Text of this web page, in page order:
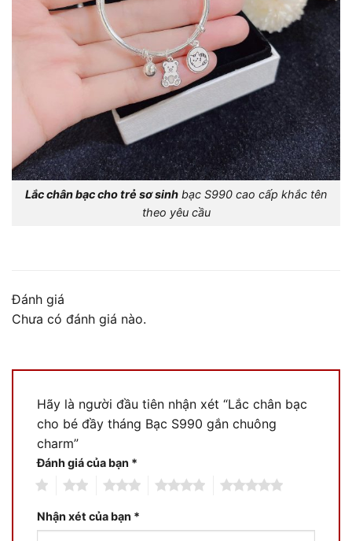
Lắc chân bạc cho trẻ sơ sinh bạc S990 cao cấp khắc tên
theo yêu cầu
Đánh giá
Chưa có đánh giá nào.
Hãy là người đầu tiên nhận xét “Lắc chân bạc
cho bé đầy tháng Bạc S990 gắn chuông
charm”
Đánh giá của bạn *
Nhận xét của bạn *